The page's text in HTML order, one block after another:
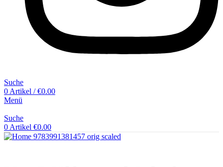
Suche
0 Artikel / €0.00
Menü
Suche
0 Artikel €0.00